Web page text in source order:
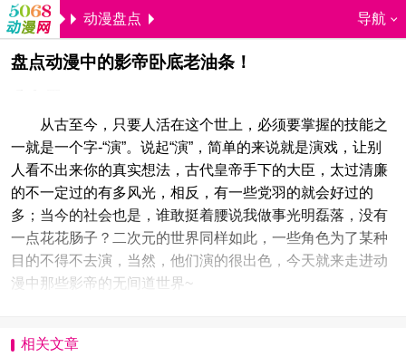
动漫盘点 导航
盘点动漫中的影帝卧底老油条！
从古至今，只要人活在这个世上，必须要掌握的技能之
一就是一个字-“演”。说起“演”，简单的来说就是演戏，让别
人看不出来你的真实想法，古代皇帝手下的大臣，太过清廉
的不一定过的有多风光，相反，有一些党羽的就会好过的
多；当今的社会也是，谁敢挺着腰说我做事光明磊落，没有
一点花花肠子？二次元的世界同样如此，一些角色为了某种
目的不得不去演，当然，他们演的很出色，今天就来走进动
漫中那些影帝的无间道世界~
相关文章